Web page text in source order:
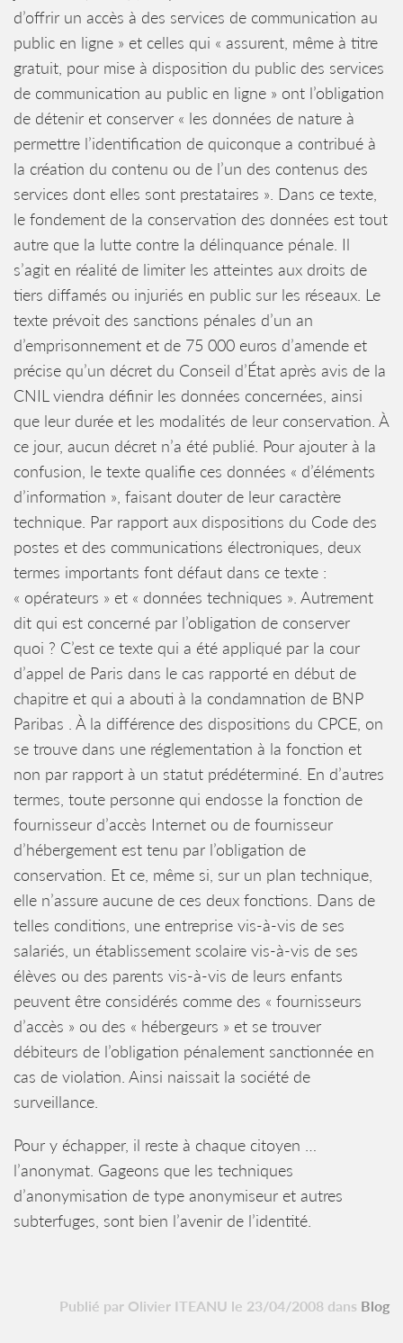
d’offrir un accès à des services de communication au
public en ligne » et celles qui « assurent, même à titre
gratuit, pour mise à disposition du public des services
de communication au public en ligne » ont l’obligation
de détenir et conserver « les données de nature à
permettre l’identification de quiconque a contribué à
la création du contenu ou de l’un des contenus des
services dont elles sont prestataires ». Dans ce texte,
le fondement de la conservation des données est tout
autre que la lutte contre la délinquance pénale. Il
s’agit en réalité de limiter les atteintes aux droits de
tiers diffamés ou injuriés en public sur les réseaux. Le
texte prévoit des sanctions pénales d’un an
d’emprisonnement et de 75 000 euros d’amende et
précise qu’un décret du Conseil d’État après avis de la
CNIL viendra définir les données concernées, ainsi
que leur durée et les modalités de leur conservation. À
ce jour, aucun décret n’a été publié. Pour ajouter à la
confusion, le texte qualifie ces données « d’éléments
d’information », faisant douter de leur caractère
technique. Par rapport aux dispositions du Code des
postes et des communications électroniques, deux
termes importants font défaut dans ce texte :
« opérateurs » et « données techniques ». Autrement
dit qui est concerné par l’obligation de conserver
quoi ? C’est ce texte qui a été appliqué par la cour
d’appel de Paris dans le cas rapporté en début de
chapitre et qui a abouti à la condamnation de BNP
Paribas . À la différence des dispositions du CPCE, on
se trouve dans une réglementation à la fonction et
non par rapport à un statut prédéterminé. En d’autres
termes, toute personne qui endosse la fonction de
fournisseur d’accès Internet ou de fournisseur
d’hébergement est tenu par l’obligation de
conservation. Et ce, même si, sur un plan technique,
elle n’assure aucune de ces deux fonctions. Dans de
telles conditions, une entreprise vis-à-vis de ses
salariés, un établissement scolaire vis-à-vis de ses
élèves ou des parents vis-à-vis de leurs enfants
peuvent être considérés comme des « fournisseurs
d’accès » ou des « hébergeurs » et se trouver
débiteurs de l’obligation pénalement sanctionnée en
cas de violation. Ainsi naissait la société de
surveillance.
Pour y échapper, il reste à chaque citoyen …
l’anonymat. Gageons que les techniques
d’anonymisation de type anonymiseur et autres
subterfuges, sont bien l’avenir de l’identité.
Publié par Olivier ITEANU le 23/04/2008 dans Blog